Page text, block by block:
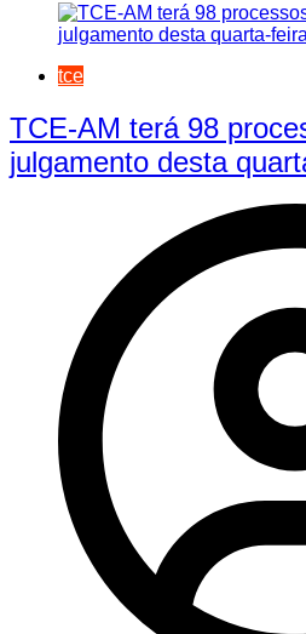
tce
TCE-AM terá 98
julgamento desta